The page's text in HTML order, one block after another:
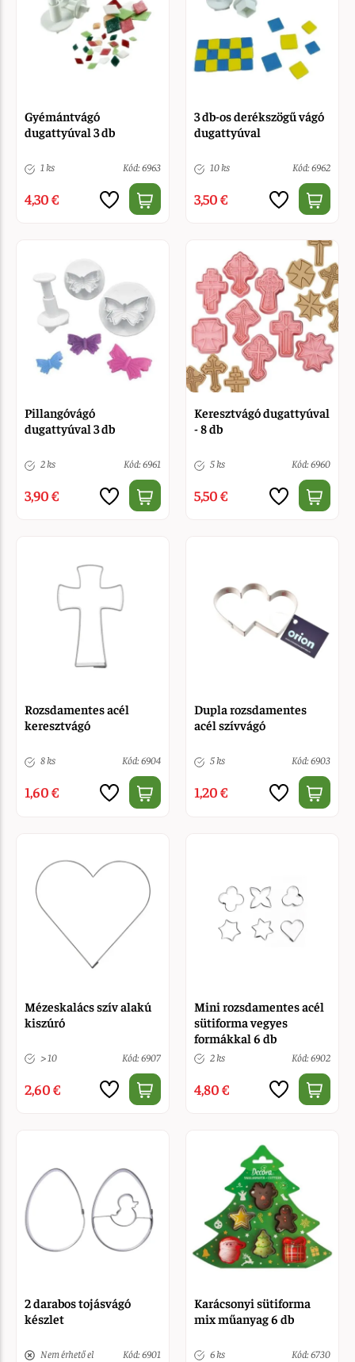
Gyémántvágó
dugattyúval 3 db
1 ks Kód: 6963
4,30 €
3 db-os derékszögű vágó
dugattyúval
10 ks Kód: 6962
3,50 €
Pillangóvágó
dugattyúval 3 db
2 ks Kód: 6961
3,90 €
Keresztvágó dugattyúval
- 8 db
5 ks Kód: 6960
5,50 €
Rozsdamentes acél
keresztvágó
8 ks Kód: 6904
1,60 €
Dupla rozsdamentes
acél szívvágó
5 ks Kód: 6903
1,20 €
Mézeskalács szív alakú
kiszúró
> 10 Kód: 6907
2,60 €
Mini rozsdamentes acél
sütiforma vegyes
formákkal 6 db
2 ks Kód: 6902
4,80 €
2 darabos tojásvágó
készlet
Nem érhető el Kód: 6901
Karácsonyi sütiforma
mix műanyag 6 db
6 ks Kód: 6730